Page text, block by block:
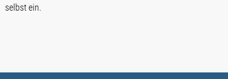
selbst ein.